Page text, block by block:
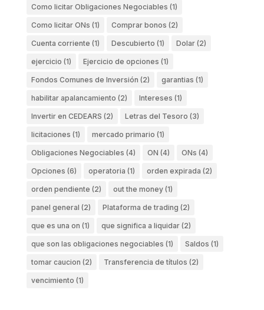
Como licitar Obligaciones Negociables (1)
Como licitar ONs (1) Comprar bonos (2)
Cuenta corriente (1) Descubierto (1) Dolar(2)
ejercicio (1) Ejercicio de opciones (1)
Fondos Comunes de Inversión (2) garantias (1)
habilitar apalancamiento (2) Intereses (1)
Invertir en CEDEARS (2) Letras del Tesoro (3)
licitaciones (1) mercado primario (1)
Obligaciones Negociables (4) ON (4) ONs (4)
Opciones (6) operatoria (1) orden expirada (2)
orden pendiente (2) out the money(1)
panel general (2) Plataforma de trading (2)
que es una on (1) que significa a liquidar(2)
que son las obligaciones negociables (1) Saldos (1)
tomar caucion (2) Transferencia de títulos (2)
vencimiento (1)